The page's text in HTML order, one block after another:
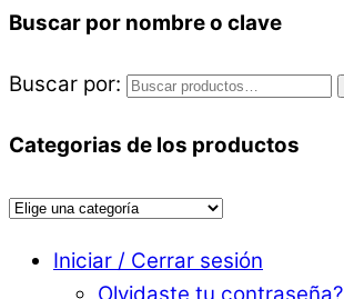
Buscar por nombre o clave
Buscar por:
Categorias de los productos
Iniciar / Cerrar sesión